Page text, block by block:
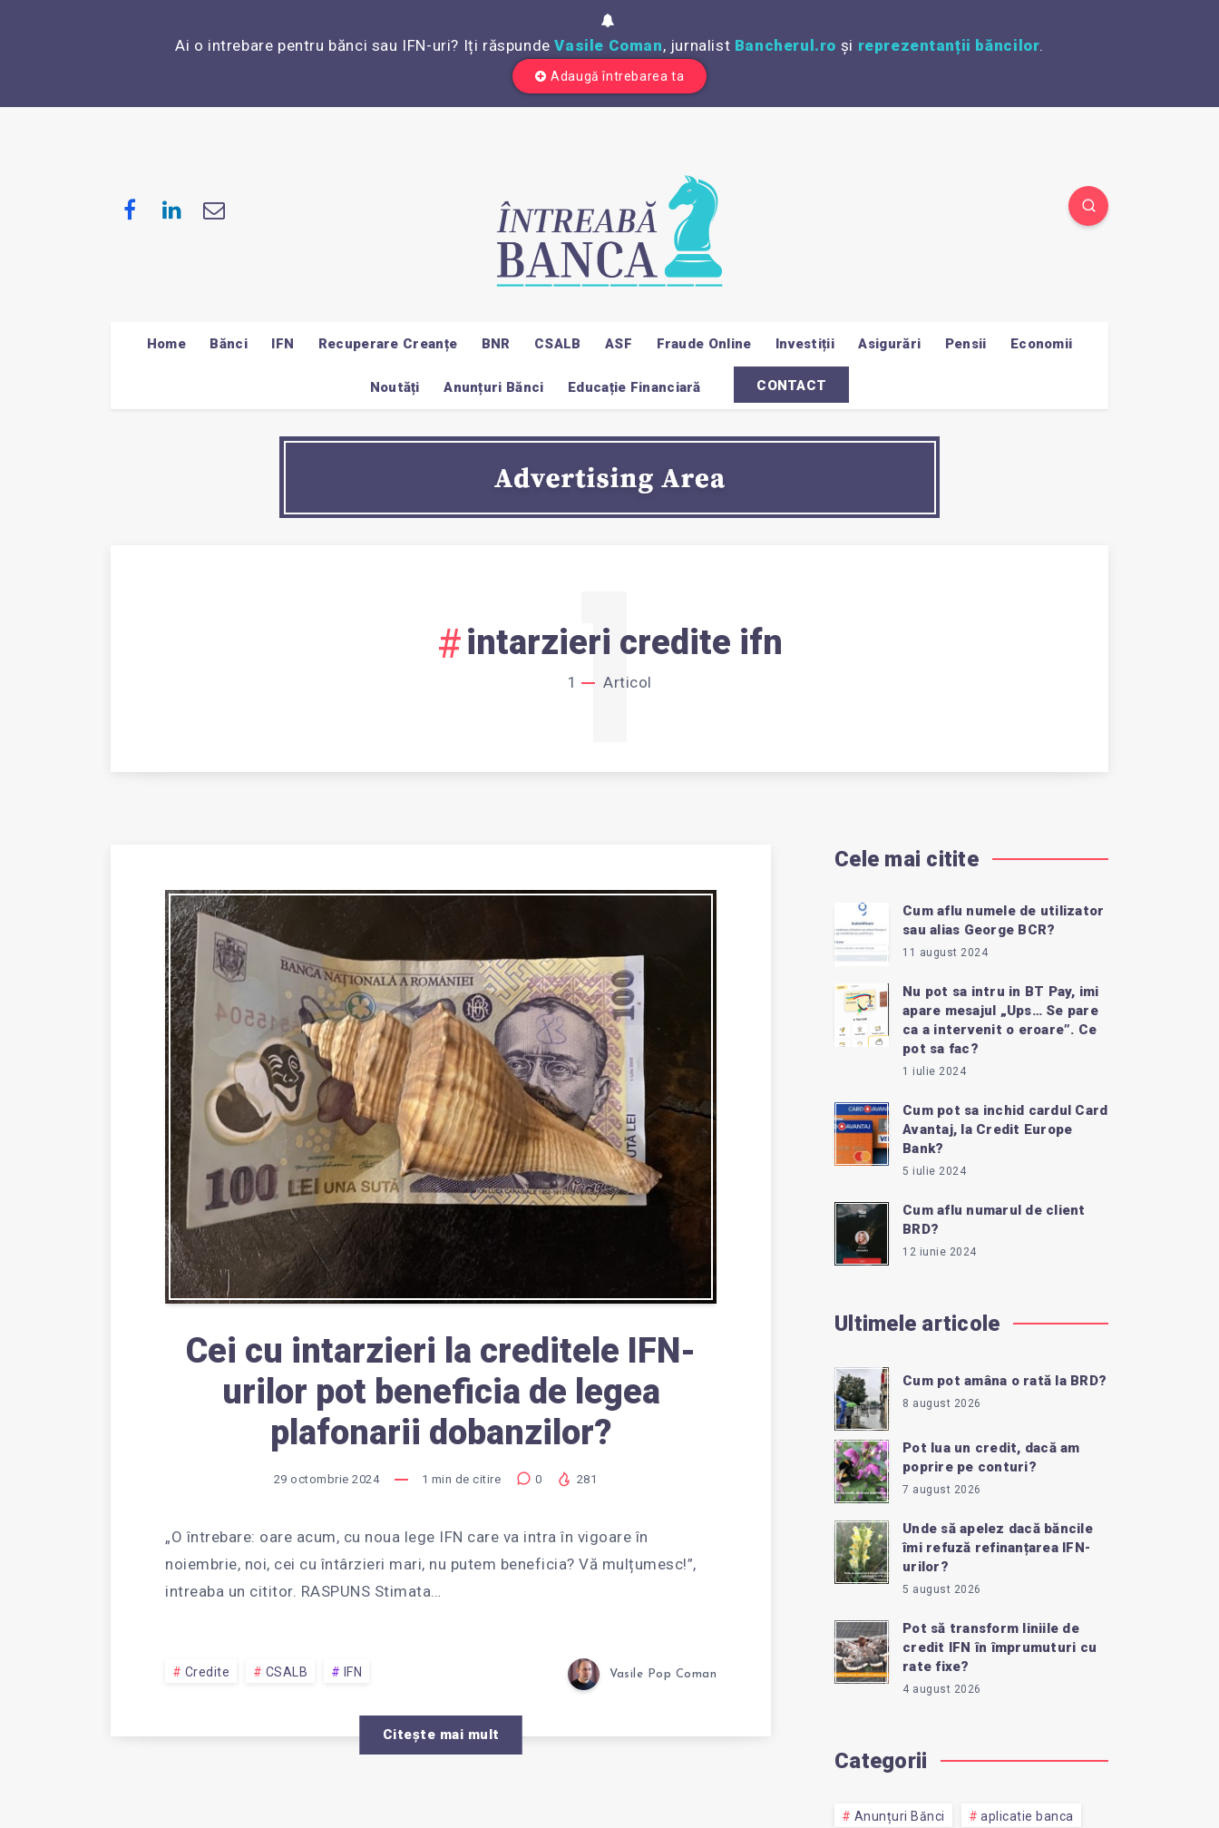
Ai o intrebare pentru bănci sau IFN-uri? Iți răspundeVasile Coman, jurnalist Bancherul.ro și reprezentanții băncilor.
Adaugă întrebarea ta
Home Bănci IFN Recuperare Creanțe BNR CSALB ASF Fraude Online Investiții Asigurări Pensii Economii
Noutăți Anunțuri Bănci Educație Financiară CONTACT
intarzieri credite ifn
1 Articol
1
Cei cu intarzieri la creditele IFN-
urilor pot beneficia de legea
plafonarii dobanzilor?
29 octombrie 2024 1 min de citire 0 281
„O întrebare: oare acum, cu noua lege IFN care va intra în vigoare în
noiembrie, noi, cei cu întârzieri mari, nu putem beneficia? Vă mulțumesc!”,
intreaba un cititor. RASPUNS Stimata…
Credite CSALB IFN Vasile Pop Coman
Citește mai mult
Cele mai citite
Cum aflu numele de utilizator
sau alias George BCR?
11 august 2024
Nu pot sa intru in BT Pay, imi
apare mesajul „Ups… Se pare
ca a intervenit o eroare”. Ce
pot sa fac?
1 iulie 2024
Cum pot sa inchid cardul Card
Avantaj, la Credit Europe
Bank?
5 iulie 2024
Cum aflu numarul de client
BRD?
12 iunie 2024
Ultimele articole
Cum pot amâna o rată la BRD?
8 august 2026
Pot lua un credit, dacă am
poprire pe conturi?
7 august 2026
Unde să apelez dacă băncile
îmi refuză refinanțarea IFN-
urilor?
5 august 2026
Pot să transform liniile de
credit IFN în împrumuturi cu
rate fixe?
4 august 2026
Categorii
Anunțuri Bănci aplicatie banca